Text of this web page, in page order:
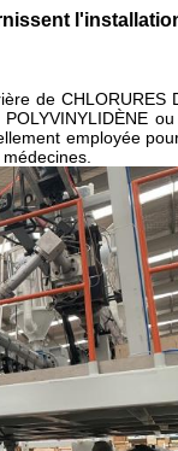
de CHLORURES
employée